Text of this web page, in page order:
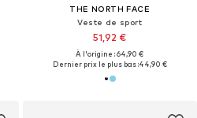
THE NORTH FACE
Veste de sport
51,92 €
À l'origine : 64,90 €
Dernier prix le plus bas :44,90 €